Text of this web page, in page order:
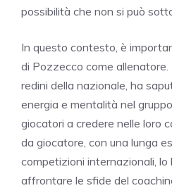
possibilità che non si può
In questo contesto, è
di Pozzecco come
redini della nazionale, ha
energia e mentalità nel
giocatori a credere nelle loro
da giocatore, con una lunga
competizioni internazionali,
affrontare le sfide del